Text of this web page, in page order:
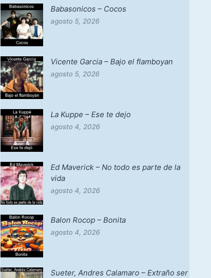
Babasonicos – Cocos
agosto 5, 2026
Vicente Garcia – Bajo el flamboyan
agosto 5, 2026
La Kuppe – Ese te dejo
agosto 4, 2026
Ed Maverick – No todo es parte de la
vida
agosto 4, 2026
Balon Rocop – Bonita
agosto 4, 2026
Sueter, Andres Calamaro – Extraño ser